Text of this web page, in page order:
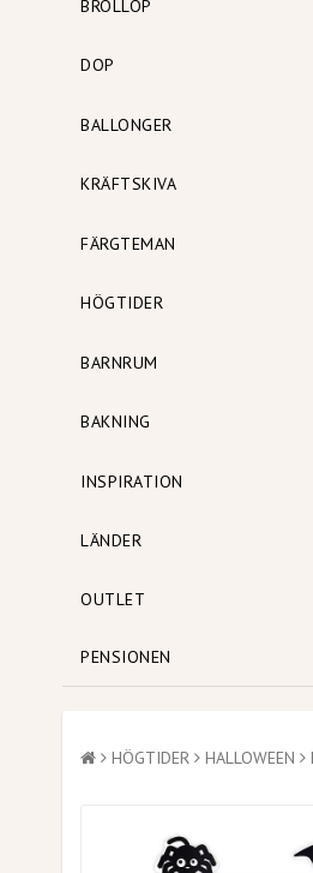
BRÖLLOP
DOP
BALLONGER
KRÄFTSKIVA
FÄRGTEMAN
HÖGTIDER
BARNRUM
BAKNING
INSPIRATION
LÄNDER
OUTLET
PENSIONEN
HÖGTIDER HALLOWEEN